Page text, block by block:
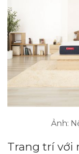
Ảnh:
Trang trí với